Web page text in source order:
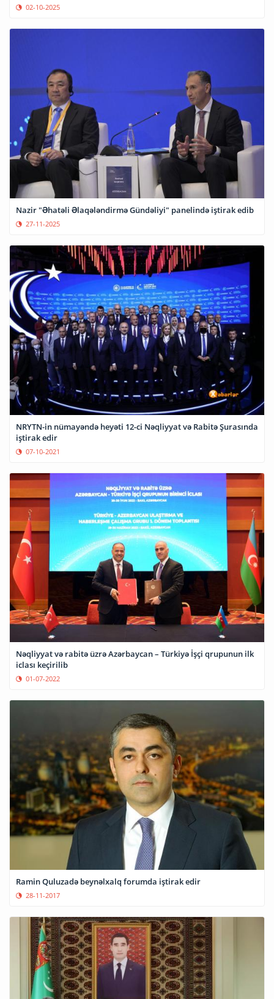
02-10-2025
Nazir "Əhatəli Əlaqələndirmə Gündəliyi" panelində iştirak edib
27-11-2025
NRYTN-in nümayəndə heyəti 12-ci Nəqliyyat və Rabitə Şurasında
iştirak edir
07-10-2021
Nəqliyyat və rabitə üzrə Azərbaycan – Türkiyə İşçi qrupunun ilk
01-07-2022
Ramin Quluzadə beynəlxalq forumda iştirak edir
28-11-2017